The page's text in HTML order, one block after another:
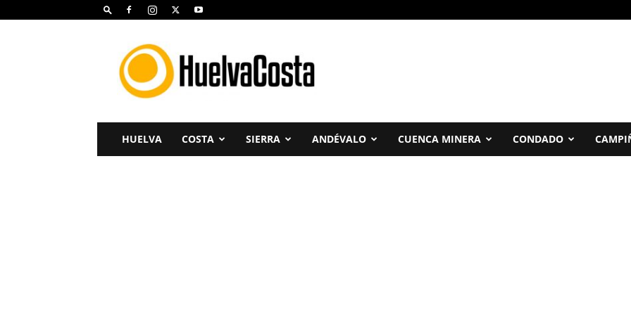
Huelva
Costa
HUELVA COSTA SIERRA ANDÉVALO CUENCA MINERA CONDADO